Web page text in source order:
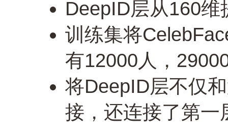
DeepID层从160
训练集将
有12000人，
将DeepID层不仅
接，还连接了第一